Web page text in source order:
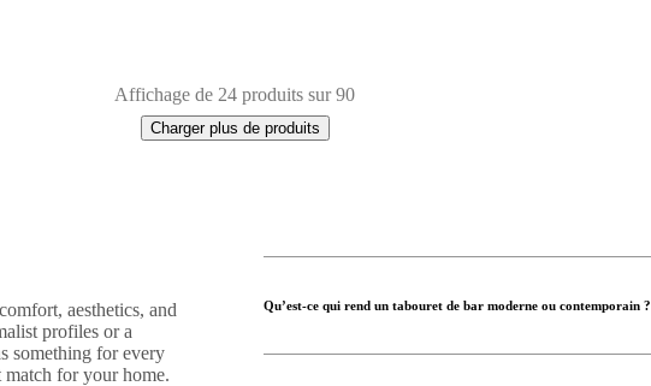
Affichage de 24 produits sur 90
Charger plus de produits
aesthetics, and
profiles or a
something for every
for your home.
Qu’est-ce qui rend un tabouret de bar moderne ou contemporain ?